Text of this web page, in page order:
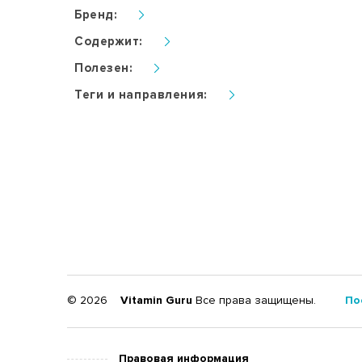
Бренд:
Содержит:
Полезен:
Теги и направления:
© 2026 Vitamin Guru Все права защищены.
Правовая информация